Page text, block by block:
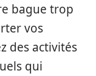
bague trop
vos
des activités
qui